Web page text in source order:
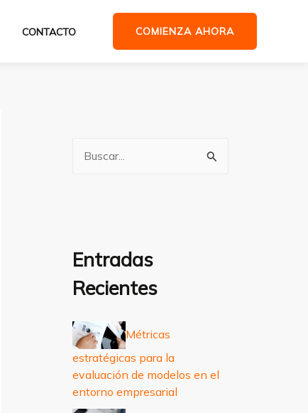
CONTACTO COMIENZA AHORA
p
r
:
Entradas
Recientes
Métricas
estratégicas para la
evaluación de modelos en el
entorno empresarial